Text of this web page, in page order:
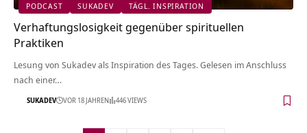
PODCAST SUKADEV TÄGL. INSPIRATION
Verhaftungslosigkeit gegenüber spirituellen
Praktiken
Lesung von Sukadev als Inspiration des Tages. Gelesen im Anschluss
nach einer…
SUKADEV VOR 18 JAHREN 446 VIEWS